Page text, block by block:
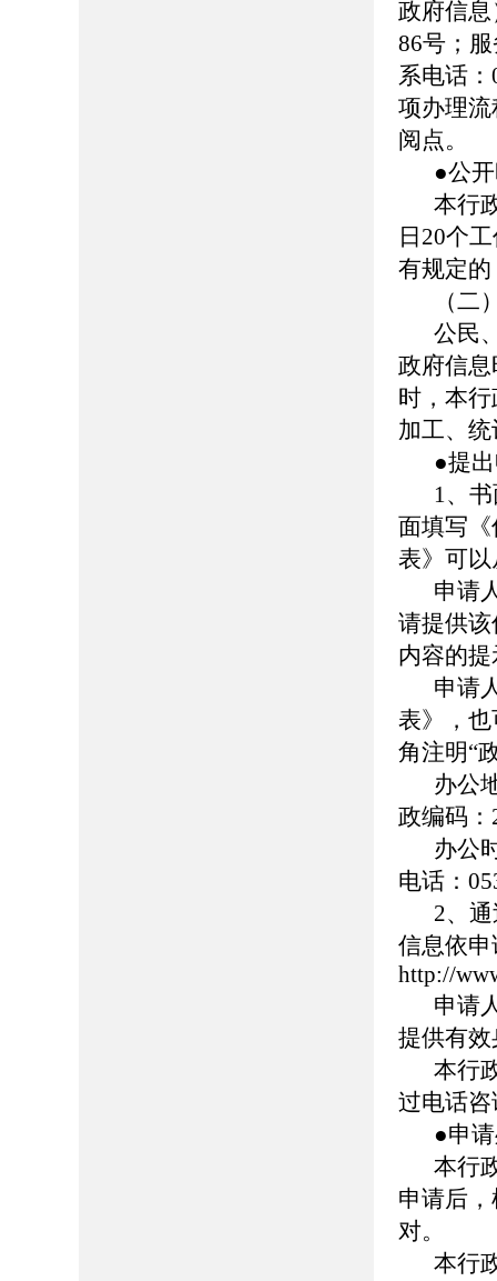
政府信
86号；
系电话
项办理
阅点。
●公
本行
日20个
有规定
（二
公民
政府信
时，本
加工、
●提
1、
面填写
表》可
申请
请提供
内容的
申请
表》，
角注明“
办公
政编码：
办公
电话：
2、
信息依
http://
申请
提供有
本行
过电话
●申
本行
申请后
对。
本行